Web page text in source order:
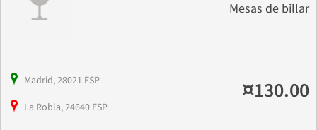
Mesas de billar
Madrid, 28021 ESP
La Robla, 24640 ESP
¤130.00